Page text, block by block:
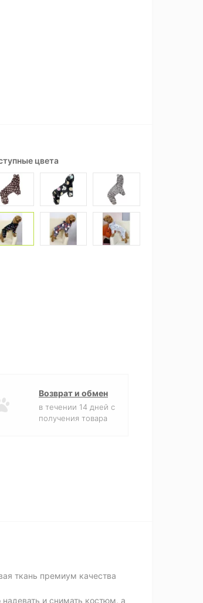
цвета
Возврат и обмен
в течении 14 дней с
получения товара
ткань премиум качества
и снимать костюм, а